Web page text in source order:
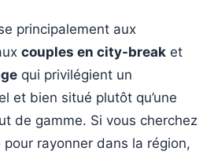
principalement aux
couples en city-break et
qui privilégient un
et bien situé plutôt qu’une
de gamme. Si vous cherchez
rayonner dans la région,